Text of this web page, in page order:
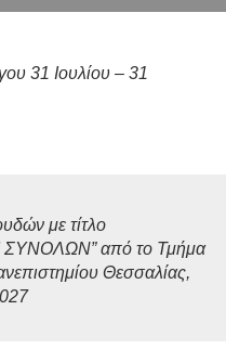
31 Ιουλίου – 31
με τίτλο
από το Τμήμα
Θεσσαλίας,